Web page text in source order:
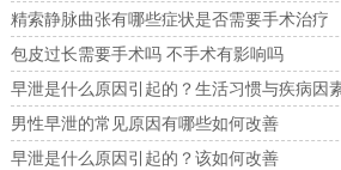
精索静脉曲张有哪些症状是否需要手术治疗
包皮过长需要手术吗 不手术有影响吗
早泄是什么原因引起的？生活习惯与疾病因
男性早泄的常见原因有哪些如何改善
早泄是什么原因引起的？该如何改善